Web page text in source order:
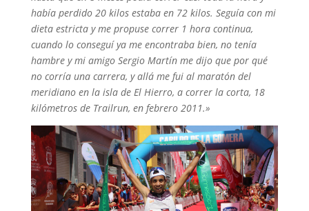
había perdido 20 kilos estaba en 72 kilos. Seguía con mi
dieta estricta y me propuse correr 1 hora continua,
cuando lo conseguí ya me encontraba bien, no tenía
hambre y mi amigo Sergio Martín me dijo que por qué
no corría una carrera, y allá me fui al maratón del
meridiano en la isla de El Hierro, a correr la corta, 18
kilómetros de Trailrun, en febrero 2011.»